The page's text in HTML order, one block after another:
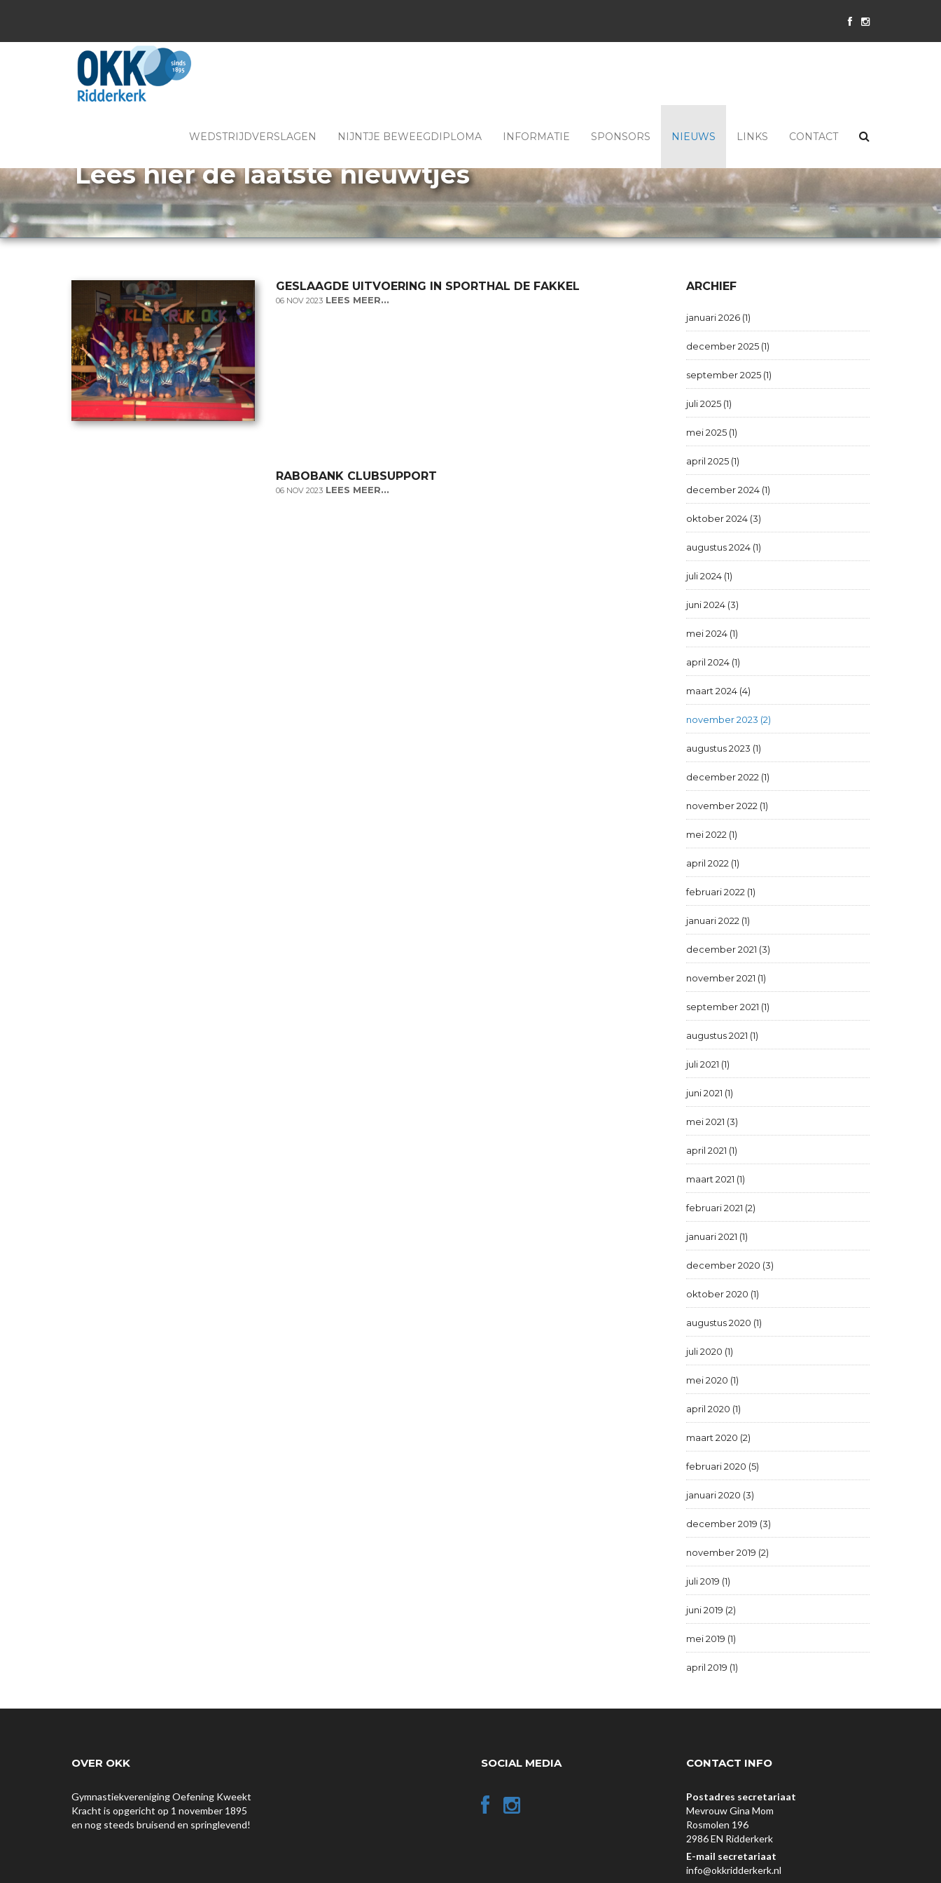
WEDSTRIJDVERSLAGEN NIJNTJE BEWEEGDIPLOMA INFORMATIE SPONSORS NIEUWS LINKS CONTACT
Lees hier de laatste nieuwtjes
GESLAAGDE UITVOERING IN SPORTHAL DE FAKKEL
06 NOV 2023 LEES MEER...
RABOBANK CLUBSUPPORT
06 NOV 2023 LEES MEER...
ARCHIEF
januari 2026 (1)
december 2025 (1)
september 2025 (1)
juli 2025 (1)
mei 2025 (1)
april 2025 (1)
december 2024 (1)
oktober 2024 (3)
augustus 2024 (1)
juli 2024 (1)
juni 2024 (3)
mei 2024 (1)
april 2024 (1)
maart 2024 (4)
november 2023 (2)
augustus 2023 (1)
december 2022 (1)
november 2022 (1)
mei 2022 (1)
april 2022 (1)
februari 2022 (1)
januari 2022 (1)
december 2021 (3)
november 2021 (1)
september 2021 (1)
augustus 2021 (1)
juli 2021 (1)
juni 2021 (1)
mei 2021 (3)
april 2021 (1)
maart 2021 (1)
februari 2021 (2)
januari 2021 (1)
december 2020 (3)
oktober 2020 (1)
augustus 2020 (1)
juli 2020 (1)
mei 2020 (1)
april 2020 (1)
maart 2020 (2)
februari 2020 (5)
januari 2020 (3)
december 2019 (3)
november 2019 (2)
juli 2019 (1)
juni 2019 (2)
mei 2019 (1)
april 2019 (1)
OVER OKK
Gymnastiekvereniging Oefening Kweekt
Kracht is opgericht op 1 november 1895
en nog steeds bruisend en springlevend!
SOCIAL MEDIA CONTACT INFO
Postadres secretariaat
Mevrouw Gina Mom
Rosmolen 196
2986 EN Ridderkerk
E-mail secretariaat
info@okkridderkerk.nl